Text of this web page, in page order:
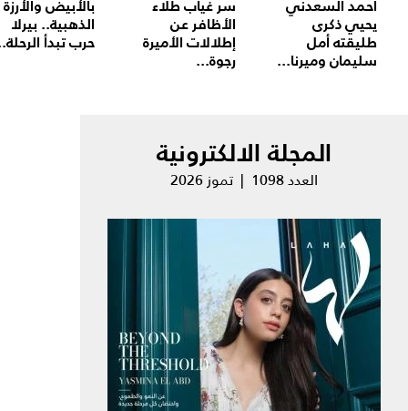
أحمد السعدني
يحيي ذكرى
طليقته أمل
سليمان وميرنا...
سر غياب طلاء
الأظافر عن
إطلالات الأميرة
رجوة...
بالأبيض والأرزة
الذهبية.. بيرلا
حرب تبدأ
المجلة الالكترونية
العدد 1098 | تموز 2026